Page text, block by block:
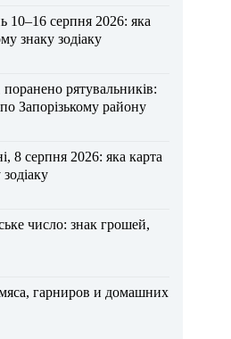
10–16 серпня 2026: яка
знаку зодіаку
рятувальників:
Запорізькому району
8 серпня 2026: яка карта
число: знак грошей,
гарниров и домашних